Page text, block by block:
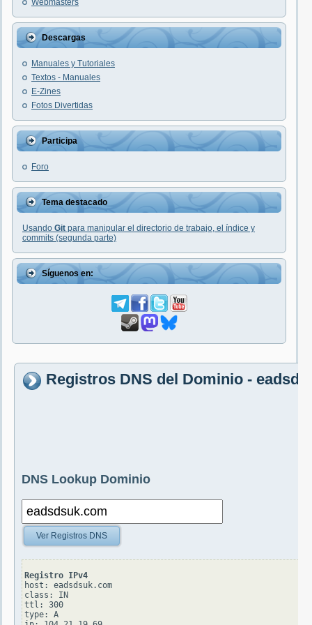
Webmasters
Descargas
Manuales y Tutoriales
Textos - Manuales
E-Zines
Fotos Divertidas
Participa
Foro
Tema destacado
Usando Git para manipular el directorio de trabajo, el índice y
commits (segunda parte)
Síguenos en:
Registros DNS del Dominio -
DNS Lookup Dominio
Ver Registros DNS
Registro IPv4
host: eadsdsuk.com
class: IN
ttl: 300
type: A